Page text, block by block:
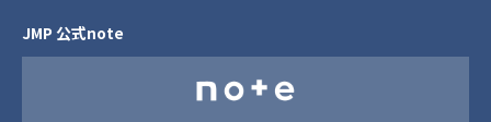
JMP 公式note